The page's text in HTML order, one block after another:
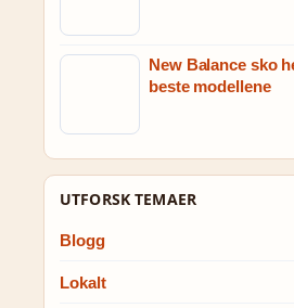
New Balance sko
beste modellene
UTFORSK TEMAER
Blogg
Lokalt